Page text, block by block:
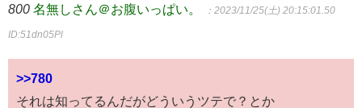
800 名無しさん＠お腹いっぱい。 ：2023/11/25(土) 20:15:01.50
ID:51dn05Pl
>>780
それは知ってるんだがどういうツテで？とか